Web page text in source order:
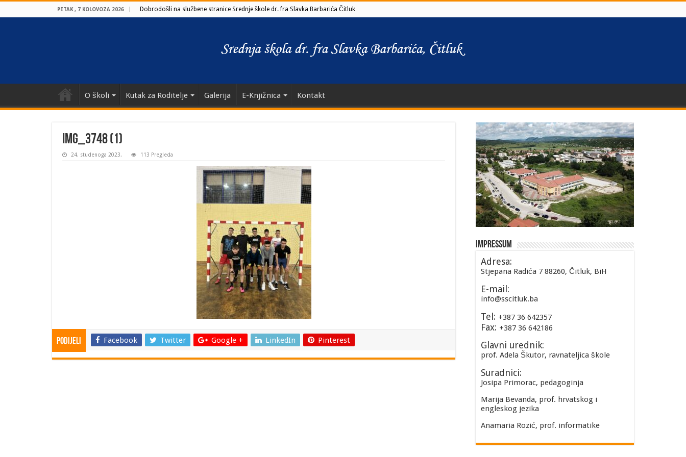
PETAK , 7 KOLOVOZA 2026 Dobrodošli na službene stranice Srednje škole dr. fra Slavka Barbarića Čitluk
O školi Kutak za Roditelje Galerija E-Knjižnica Kontakt
IMG_3748 (1)
24. studenoga 2023. 113 Pregleda
Podijeli Facebook Twitter Google + LinkedIn Pinterest
Impressum
Adresa:
Stjepana Radića 7 88260, Čitluk, BiH
E-mail:
info@sscitluk.ba
Tel: +387 36 642357
Fax: +387 36 642186
Glavni urednik:
prof. Adela Škutor, ravnateljica škole
Suradnici:
Josipa Primorac, pedagoginja
Marija Bevanda, prof. hrvatskog i
engleskog jezika
Anamaria Rozić, prof. informatike